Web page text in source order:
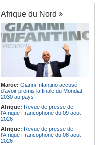
de plus de 180 millions de dollars
Kenya:Des associations de
femmes marchent pour dénoncer
les disparitions forcées
Afrique:La CEA renforce les
capacités des parlementaires de
l'Afrique de l'Est
Congo-Kinshasa:Après l'accord
avec une branche des FDLR, les
zones d'ombre persistent
Le pays à la croisée
des chemins, alerte l'ONU
Afrique du Nord
Maroc: Gianni Infantino accusé
d'avoir promis la finale du Mondial
2030 au pays
Afrique: Revue de presse de
l'Afrique Francophone du 09 aout
2026
Afrique: Revue de presse de
l'Afrique Francophone du 08 aout
2026